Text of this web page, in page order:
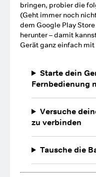
bringen, probier die
(Geht immer noch
dem Google Play
herunter – damit
Gerät ganz einfach
Starte dein
Fernbedienung
Versuche
zu verbinden
Tausche die